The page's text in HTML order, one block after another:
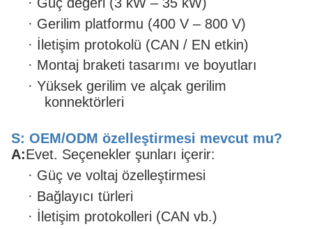
· Güç değeri (3 kW – 35 kW)
· Gerilim platformu (400 V – 800 V)
· İletişim protokolü (CAN / EN etkin)
· Montaj braketi tasarımı ve boyutları
· Yüksek gerilim ve alçak gerilim
konnektörleri
S: OEM/ODM özelleştirmesi mevcut mu?
A:Evet. Seçenekler şunları içerir:
· Güç ve voltaj özelleştirmesi
· Bağlayıcı türleri
· İletişim protokolleri (CAN vb.)